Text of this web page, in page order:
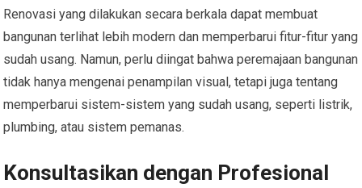
Renovasi yang dilakukan secara berkala dapat membuat
bangunan terlihat lebih modern dan memperbarui fitur-fitur yang
sudah usang. Namun, perlu diingat bahwa peremajaan bangunan
tidak hanya mengenai penampilan visual, tetapi juga tentang
memperbarui sistem-sistem yang sudah usang, seperti listrik,
plumbing, atau sistem pemanas.
Konsultasikan dengan Profesional